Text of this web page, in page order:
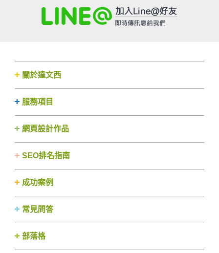
關於達文西
服務項目
網頁設計作品
SEO排名指南
成功案例
常見問答
部落格